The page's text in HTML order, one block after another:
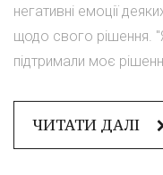
негативні емоції
щодо свого рішення.
підтримали моє
ЧИТАТИ ДАЛІ